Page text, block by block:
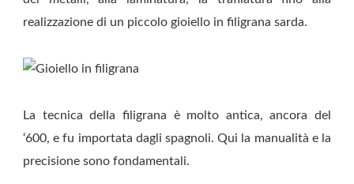
realizzazione di un piccolo gioiello in filigrana sarda.
La tecnica della filigrana è molto antica, ancora del
‘600, e fu importata dagli spagnoli. Qui la manualità e la
precisione sono fondamentali.